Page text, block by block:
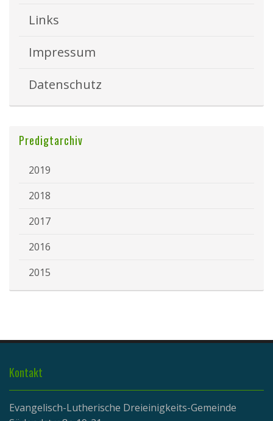
Links
Impressum
Datenschutz
Predigtarchiv
2019
2018
2017
2016
2015
Kontakt
Evangelisch-Lutherische Dreieinigkeits-Gemeinde